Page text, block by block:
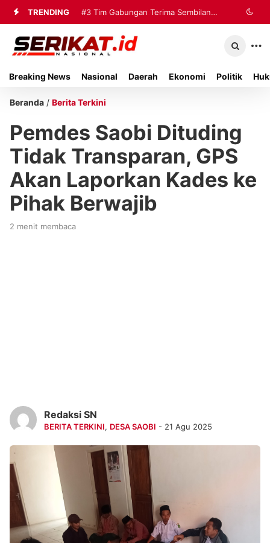
TRENDING #3 Tim Gabungan Terima Sembilan
Korban Evakuasi KM Mutiara Sentosa
Breaking News Nasional Daerah Ekonomi Politik
Beranda / Berita Terkini
Pemdes Saobi Dituding
Tidak Transparan, GPS
Akan Laporkan Kades ke
Pihak Berwajib
2 menit membaca
Redaksi SN
BERITA TERKINI, DESA SAOBI - 21 Agu 2025